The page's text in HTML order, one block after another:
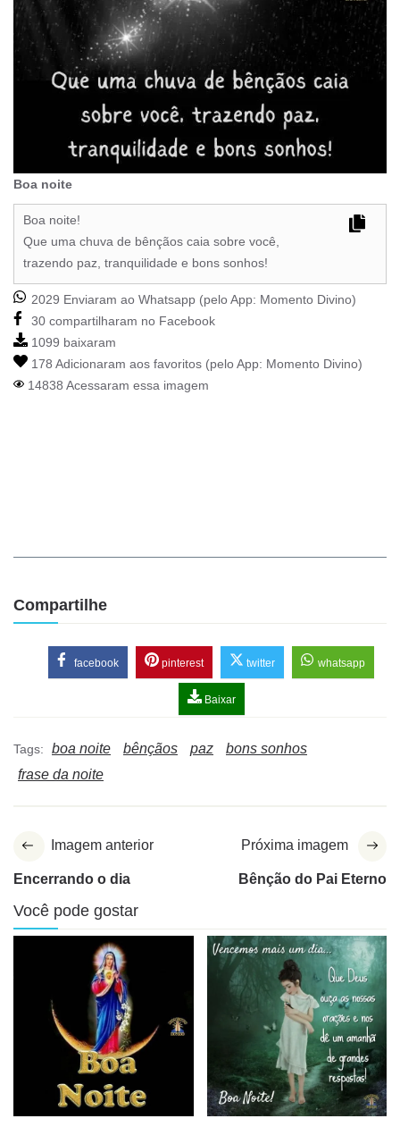
Boa noite
Boa noite!
Que uma chuva de bênçãos caia sobre você,
trazendo paz, tranquilidade e bons sonhos!
2029 Enviaram ao Whatsapp (pelo App: Momento Divino)
30 compartilharam no Facebook
1099 baixaram
178 Adicionaram aos favoritos (pelo App: Momento Divino)
14838 Acessaram essa imagem
Compartilhe
facebook pinterest twitter whatsapp
Baixar
Tags: boa noite bênçãos paz
bons sonhos
frase da noite
Imagem anterior
Encerrando o dia
Próxima imagem
Bênção do Pai Eterno
Você pode gostar